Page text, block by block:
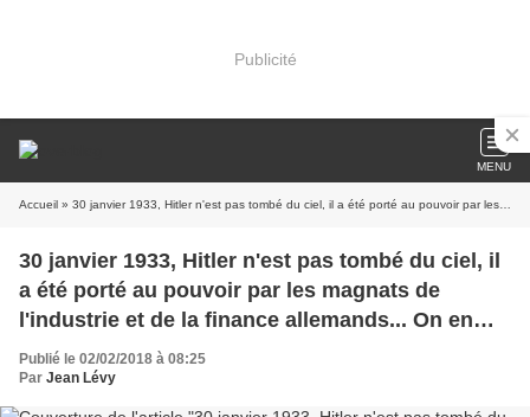
Publicité
MENU
Accueil » 30 janvier 1933, Hitler n'est pas tombé du ciel, il a été porté au pouvoir par les magnats de l'industrie et de la finance allemands... On en connaît les résultats... Par Jean LEVY
30 janvier 1933, Hitler n'est pas tombé du ciel, il
a été porté au pouvoir par les magnats de
l'industrie et de la finance allemands... On en
connaît les résultats... Par Jean LEVY
Publié le 02/02/2018 à 08:25
Par Jean Lévy